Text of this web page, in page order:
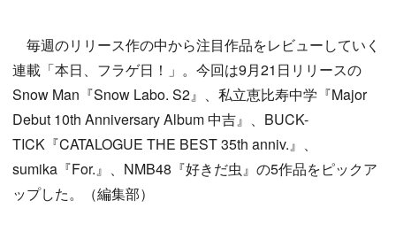
毎週のリリース作の中から注目作品をレビューしていく
連載「本日、フラゲ日！」。今回は9月21日リリースの
Snow Man『Snow Labo. S2』、私立恵比寿中学『Major
Debut 10th Anniversary Album 中吉』、BUCK-
TICK『CATALOGUE THE BEST 35th anniv.』、
sumika『For.』、NMB48『好きだ虫』の5作品をピックア
ップした。（編集部）